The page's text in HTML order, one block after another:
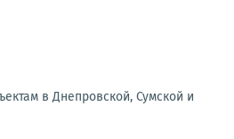
в Днепровской, Сумской и